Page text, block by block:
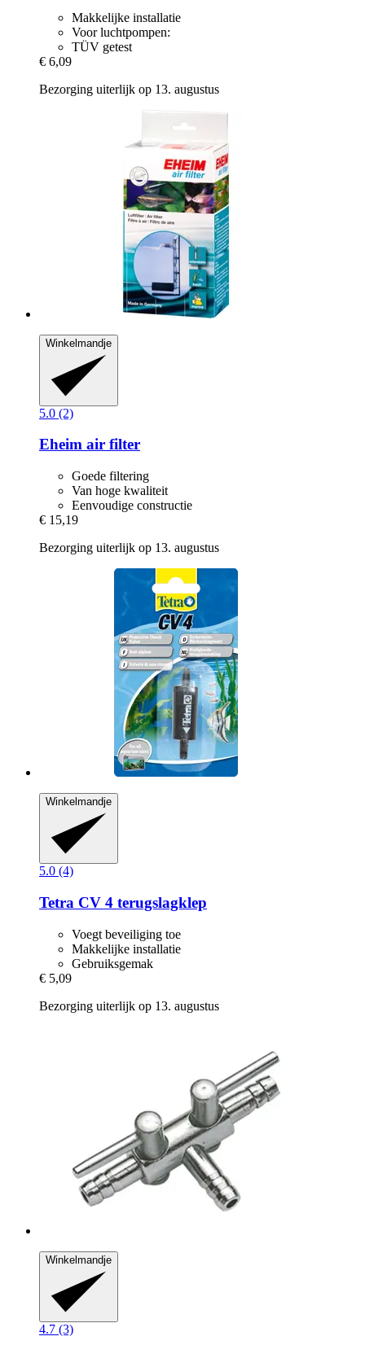
Makkelijke installatie
Voor luchtpompen:
TÜV getest
€ 6,09
Bezorging uiterlijk op 13. augustus
Winkelmandje
5.0 (2)
Eheim air filter
Goede filtering
Van hoge kwaliteit
Eenvoudige constructie
€ 15,19
Bezorging uiterlijk op 13. augustus
Winkelmandje
5.0 (4)
Tetra CV 4 terugslagklep
Voegt beveiliging toe
Makkelijke installatie
Gebruiksgemak
€ 5,09
Bezorging uiterlijk op 13. augustus
Winkelmandje
4.7 (3)